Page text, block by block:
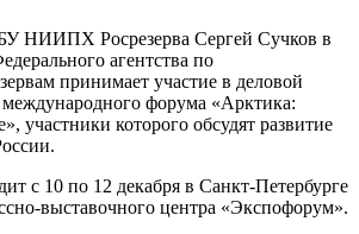
НИИПХ Росрезерва Сергей Сучков в
агентства по
принимает участие в деловой
международного форума «Арктика:
участники которого обсудят развитие
с 10 по 12 декабря в Санкт-Петербурге
выставочного центра «Экспофорум».